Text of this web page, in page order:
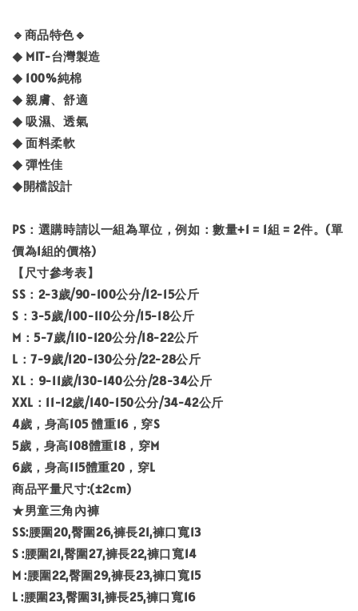
🔹商品特色🔹
◆ MIT-台灣製造
◆ 100%純棉
◆ 親膚、舒適
◆ 吸濕、透氣
◆ 面料柔軟
◆ 彈性佳
◆開檔設計
PS：選購時請以一組為單位，例如：數量+1 = 1組 = 2件。(單
價為1組的價格)
【尺寸參考表】
SS：2-3歲/90-100公分/12-15公斤
S：3-5歲/100-110公分/15-18公斤
M：5-7歲/110-120公分/18-22公斤
L：7-9歲/120-130公分/22-28公斤
XL：9-11歲/130-140公分/28-34公斤
XXL：11-12歲/140-150公分/34-42公斤
4歲，身高105 體重16，穿S
5歲，身高108體重18，穿M
6歲，身高115體重20，穿L
商品平量尺寸:(±2cm)
★男童三角內褲
SS:腰圍20,臀圍26,褲長21,褲口寬13
S :腰圍21,臀圍27,褲長22,褲口寬14
M :腰圍22,臀圍29,褲長23,褲口寬15
L :腰圍23,臀圍31,褲長25,褲口寬16